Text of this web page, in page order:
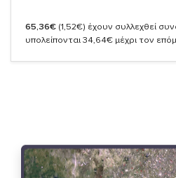
65,36€ (1,52€) έχουν συλλεχθεί
υπολείπονται 34,64€ μέχρι τον